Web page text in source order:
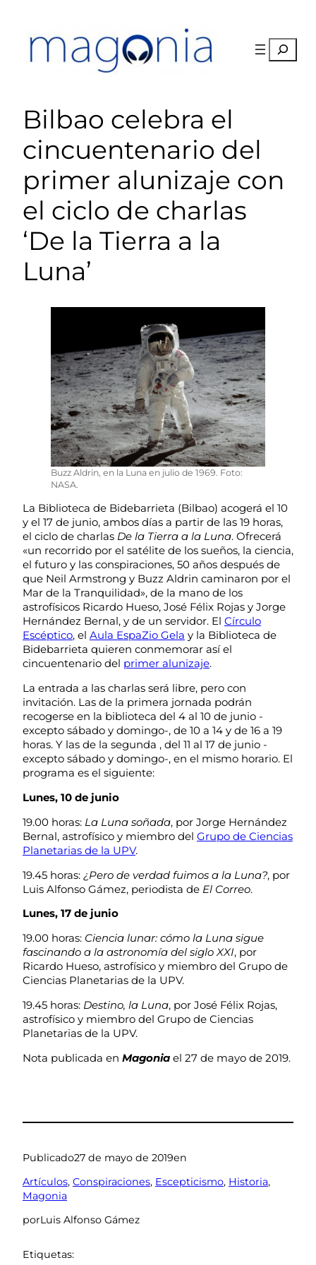
contenido
Buscar
Bilbao celebra el
cincuentenario del
primer alunizaje con
el ciclo de charlas
‘De la Tierra a la
Luna’
Buzz Aldrin, en la Luna en julio de 1969. Foto:
NASA.
La Biblioteca de Bidebarrieta (Bilbao) acogerá el 10
y el 17 de junio, ambos días a partir de las 19 horas,
el ciclo de charlas De la Tierra a la Luna. Ofrecerá
«un recorrido por el satélite de los sueños, la ciencia,
el futuro y las conspiraciones, 50 años después de
que Neil Armstrong y Buzz Aldrin caminaron por el
Mar de la Tranquilidad», de la mano de los
astrofísicos Ricardo Hueso, José Félix Rojas y Jorge
Hernández Bernal, y de un servidor. El Círculo
Escéptico, el Aula EspaZio Gela y la Biblioteca de
Bidebarrieta quieren conmemorar así el
cincuentenario del primer alunizaje.
La entrada a las charlas será libre, pero con
invitación. Las de la primera jornada podrán
recogerse en la biblioteca del 4 al 10 de junio -
excepto sábado y domingo-, de 10 a 14 y de 16 a 19
horas. Y las de la segunda , del 11 al 17 de junio -
excepto sábado y domingo-, en el mismo horario. El
programa es el siguiente:
Lunes, 10 de junio
19.00 horas: La Luna soñada, por Jorge Hernández
Bernal, astrofísico y miembro del Grupo de Ciencias
Planetarias de la UPV.
19.45 horas: ¿Pero de verdad fuimos a la Luna?, por
Luis Alfonso Gámez, periodista de El Correo.
Lunes, 17 de junio
19.00 horas: Ciencia lunar: cómo la Luna sigue
fascinando a la astronomía del siglo XXI, por
Ricardo Hueso, astrofísico y miembro del Grupo de
Ciencias Planetarias de la UPV.
19.45 horas: Destino, la Luna, por José Félix Rojas,
astrofísico y miembro del Grupo de Ciencias
Planetarias de la UPV.
Nota publicada en Magonia el 27 de mayo de 2019.
Publicado27 de mayo de 2019en
Artículos, Conspiraciones, Escepticismo, Historia
Magonia
porLuis Alfonso Gámez
Etiquetas: